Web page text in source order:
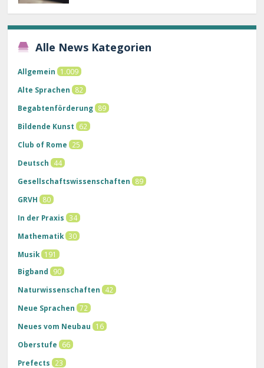
Alle News Kategorien
Allgemein
1.009
Alte Sprachen
82
Begabtenförderung 89
Bildende Kunst
62
Club of Rome
25
Deutsch
44
Gesellschaftswissenschaften
89
GRVH
80
In der Praxis 34
Mathematik 30
Musik 191
Bigband
90
Naturwissenschaften
42
Neue Sprachen 72
Neues vom Neubau
16
Oberstufe
66
Prefects
23